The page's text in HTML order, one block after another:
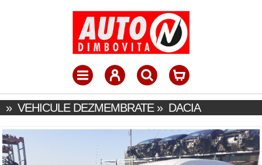
» VEHICULE DEZMEMBRATE» DACIA